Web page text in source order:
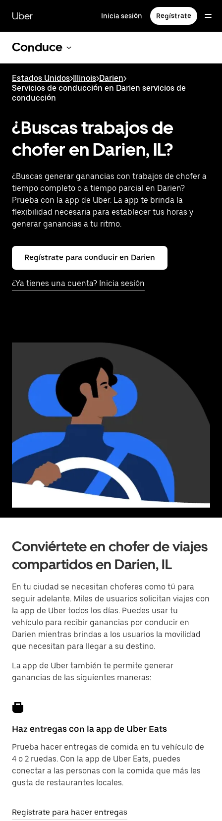
contenido
principal
Uber Inicia sesión Regístrate
Conduce
Estados Unidos>Illinois>Darien>
Servicios de conducción en Darien servicios de
conducción
¿Buscas trabajos de
chofer en Darien, IL?
¿Buscas generar ganancias con trabajos de chofer a
tiempo completo o a tiempo parcial en Darien?
Prueba con la app de Uber. La app te brinda la
flexibilidad necesaria para establecer tus horas y
generar ganancias a tu ritmo.
Regístrate para conducir en Darien
¿Ya tienes una cuenta? Inicia sesión
Conviértete en chofer de viajes
compartidos en Darien, IL
En tu ciudad se necesitan choferes como tú para
seguir adelante. Miles de usuarios solicitan viajes con
la app de Uber todos los días. Puedes usar tu
vehículo para recibir ganancias por conducir en
Darien mientras brindas a los usuarios la movilidad
que necesitan para llegar a su destino.
La app de Uber también te permite generar
ganancias de las siguientes maneras:
Haz entregas con la app de Uber Eats
Prueba hacer entregas de comida en tu vehículo de
4 o 2 ruedas. Con la app de Uber Eats, puedes
conectar a las personas con la comida que más les
gusta de restaurantes locales.
Regístrate para hacer entregas